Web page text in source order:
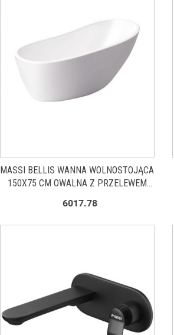
MASSI BELLIS WANNA WOLNOSTOJĄCA
150X75 CM OWALNA Z PRZELEWEM
6017.78